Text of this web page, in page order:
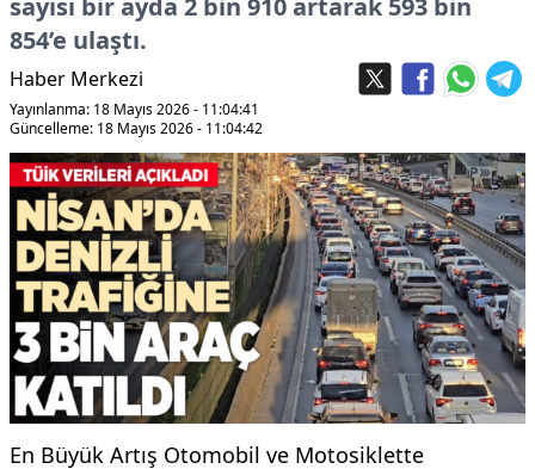
sayısı bir ayda 2 bin 910 artarak 593 bin
854’e ulaştı.
Haber Merkezi
Yayınlanma: 18 Mayıs 2026 - 11:04:41
Güncelleme: 18 Mayıs 2026 - 11:04:42
En Büyük Artış Otomobil ve Motosiklette